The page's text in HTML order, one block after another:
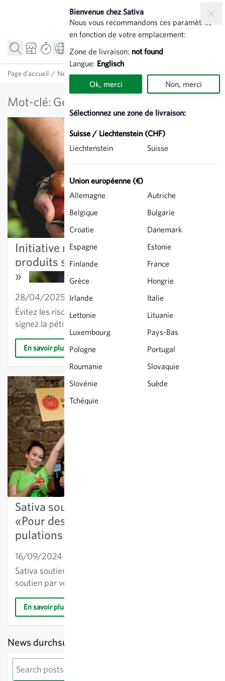
Bienvenue chez Sativa
Nous vous recommandons ces paramètres
en fonction de votre emplacement:
Zone de livraison: not found
Langue: Englisch
Ok, merci Non, merci
Sélectionnez une zone de livraison:
Suisse / Liechtenstein (CHF)
Liechtenstein
Suisse
Union européenne (€)
Allemagne
Autriche
Belgique
Bulgarie
Croatie
Danemark
Espagne
Estonie
Finlande
France
Grèce
Hongrie
Irlande
Italie
Lettonie
Lituanie
Luxembourg
Pays-Bas
Pologne
Portugal
Roumanie
Slovaquie
Slovénie
Suède
Tchéquie
Page d’accueil / News / Mot-clé: Génie génétique
Mot-clé: Génie génétique
Sidebar
News durchsuchen
News durchsuchen
Initiative populaire « Pour des aliments
produits sans manipulations génétiques
»
28/04/2025 Agriculture
Évitez les risques – Garantissez la liberté de choix :
signez la pétition !
En savoir plus
Sativa soutient l’initiative populaire
«Pour des aliments produits sans mani-
pulations génétiques»… Vous aussi?
16/09/2024
Sativa soutient l’initiative populaire. Apportez votre
soutien par votre signature. Merci!
En savoir plus